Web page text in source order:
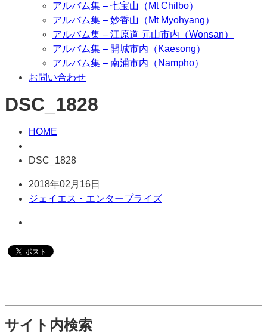
アルバム集 – 七宝山（Mt Chilbo）
アルバム集 – 妙香山（Mt Myohyang）
アルバム集 – 江原道 元山市内（Wonsan）
アルバム集 – 開城市内（Kaesong）
アルバム集 – 南浦市内（Nampho）
お問い合わせ
DSC_1828
HOME
DSC_1828
2018年02月16日
ジェイエス・エンタープライズ
サイト内検索